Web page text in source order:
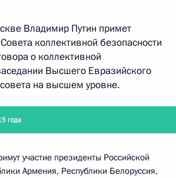
Владимир Путин примет
коллективной безопасности
о коллективной
Высшего Евразийского
на высшем уровне.
года
участие президенты Российской
Армения, Республики Белоруссия,